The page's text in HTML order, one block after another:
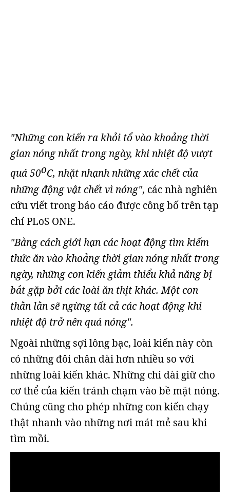
"Những con kiến ra khỏi tổ vào khoảng thời
gian nóng nhất trong ngày, khi nhiệt độ vượt
quá 50oC, nhặt nhạnh những xác chết của
những động vật chết vì nóng", các nhà nghiên
cứu viết trong báo cáo được công bố trên tạp
chí PLoS ONE.
"Bằng cách giới hạn các hoạt động tìm kiếm
thức ăn vào khoảng thời gian nóng nhất trong
ngày, những con kiến giảm thiểu khả năng bị
bắt gặp bởi các loài ăn thịt khác. Một con
thằn lằn sẽ ngừng tất cả các hoạt động khi
nhiệt độ trở nên quá nóng".
Ngoài những sợi lông bạc, loài kiến này còn
có những đôi chân dài hơn nhiều so với
những loài kiến khác. Những chi dài giữ cho
cơ thể của kiến tránh chạm vào bề mặt nóng.
Chúng cũng cho phép những con kiến chạy
thật nhanh vào những nơi mát mẻ sau khi
tìm mồi.